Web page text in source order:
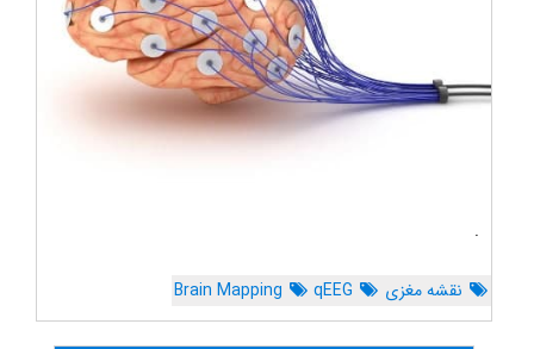
.
نقشه مغزی qEEG
Brain Mapping